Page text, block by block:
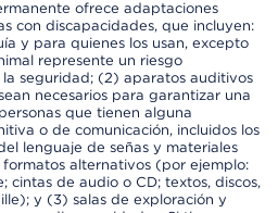
ofrece adaptaciones
con discapacidades, que incluyen:
y para quienes los usan, excepto
represente un riesgo
seguridad; (2) aparatos auditivos
necesarios para garantizar una
que tienen alguna
o de comunicación, incluidos los
lenguaje de señas y materiales
alternativos (por ejemplo:
cintas de audio o CD; textos, discos,
y (3) salas de exploración y